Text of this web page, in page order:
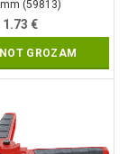
(59813)
1.73 €
GROZAM